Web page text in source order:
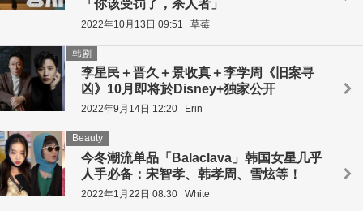
「你该受罚了，杀人者」
2022年10月13日 09:51 草莓
李星民＋晋久＋景收真＋李学周《旧案寻
凶》10月即将於Disney+独家公开
韩剧
2022年9月14日 12:20 Erin
今冬潮流单品「Balaclava」韩国女星几乎
人手必备：宋智孝、韩孝周、雪炫等！
Beauty
2022年1月22日 08:30 White